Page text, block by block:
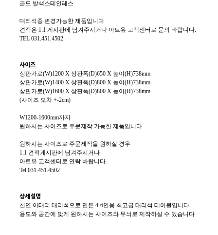
골드 발색스테인레스
대리석종 변경가능한 제품입니다
견적은 1:1 게시판에 남겨주시거나 아트유 고객센터로 문의 바랍니다.
TEL 031.451.4502
사이즈
상판가로(W)1200 X 상판폭(D)650 X 높이(H)738mm
상판가로(W)1400 X 상판폭(D)800 X 높이(H)738mm
상판가로(W)1600 X 상판폭(D)800 X 높이(H)738mm
(사이즈 오차 +-2cm)
W1200-1600mm까지
원하시는 사이즈로 주문제작 가능한 제품입니다
원하시는 사이즈로 주문제작을 원하실 경우
1:1 견적게시판에 남겨주시거나
아트유 고객센터로 연락 바랍니다.
Tel 031.451.4502
상세설명
천연 이태리 대리석으로 만든 4-6인용 최고급 대리석 테이블입니다
용도와 공간에 맞게 원하시는 사이즈와 무늬로 제작하실 수 있습니다